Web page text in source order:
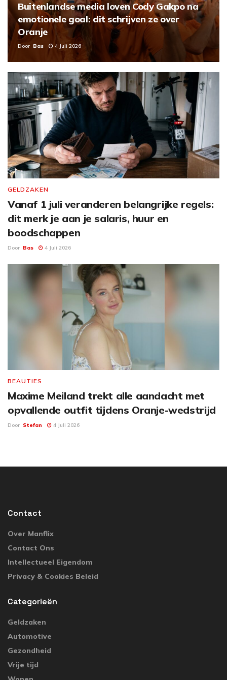
Buitenlandse media loven Cody Gakpo na
emotionele goal: dit schrijven ze over
Oranje
Door Bas 4 Juli 2026
GELDZAKEN
Vanaf 1 juli veranderen belangrijke regels:
dit merk je aan je salaris, huur en
boodschappen
Door Bas 4 Juli 2026
BEAUTIES
Maxime Meiland trekt alle aandacht met
opvallende outfit tijdens Oranje-wedstrijd
Door Stefan 4 Juli 2026
Contact
Over Manflix
Contact Ons
Intellectueel Eigendom
Privacy & Cookies Beleid
Categorieën
Geldzaken
Automotive
Gezondheid
Vrije tijd